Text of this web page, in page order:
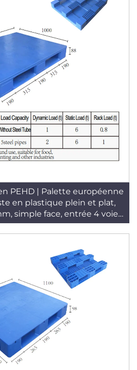
PEHD | Palette européenne
en plastique plein et plat,
simple face, entrée 4 voies,
T64